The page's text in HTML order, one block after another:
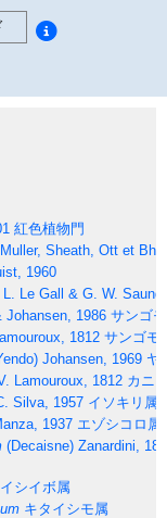
紅色植物門
Sheath, Ott et
1960
L. Le Gall & G. W.
Johansen, 1986 サンゴ
1812 サンゴモ
Johansen, 1969 ヤ
Lamouroux, 1812 カニ
Silva, 1957 イソキリ属
1937 エゾシコロ属
(Decaisne) Zanardini,
イシイボ属
キタイシモ属